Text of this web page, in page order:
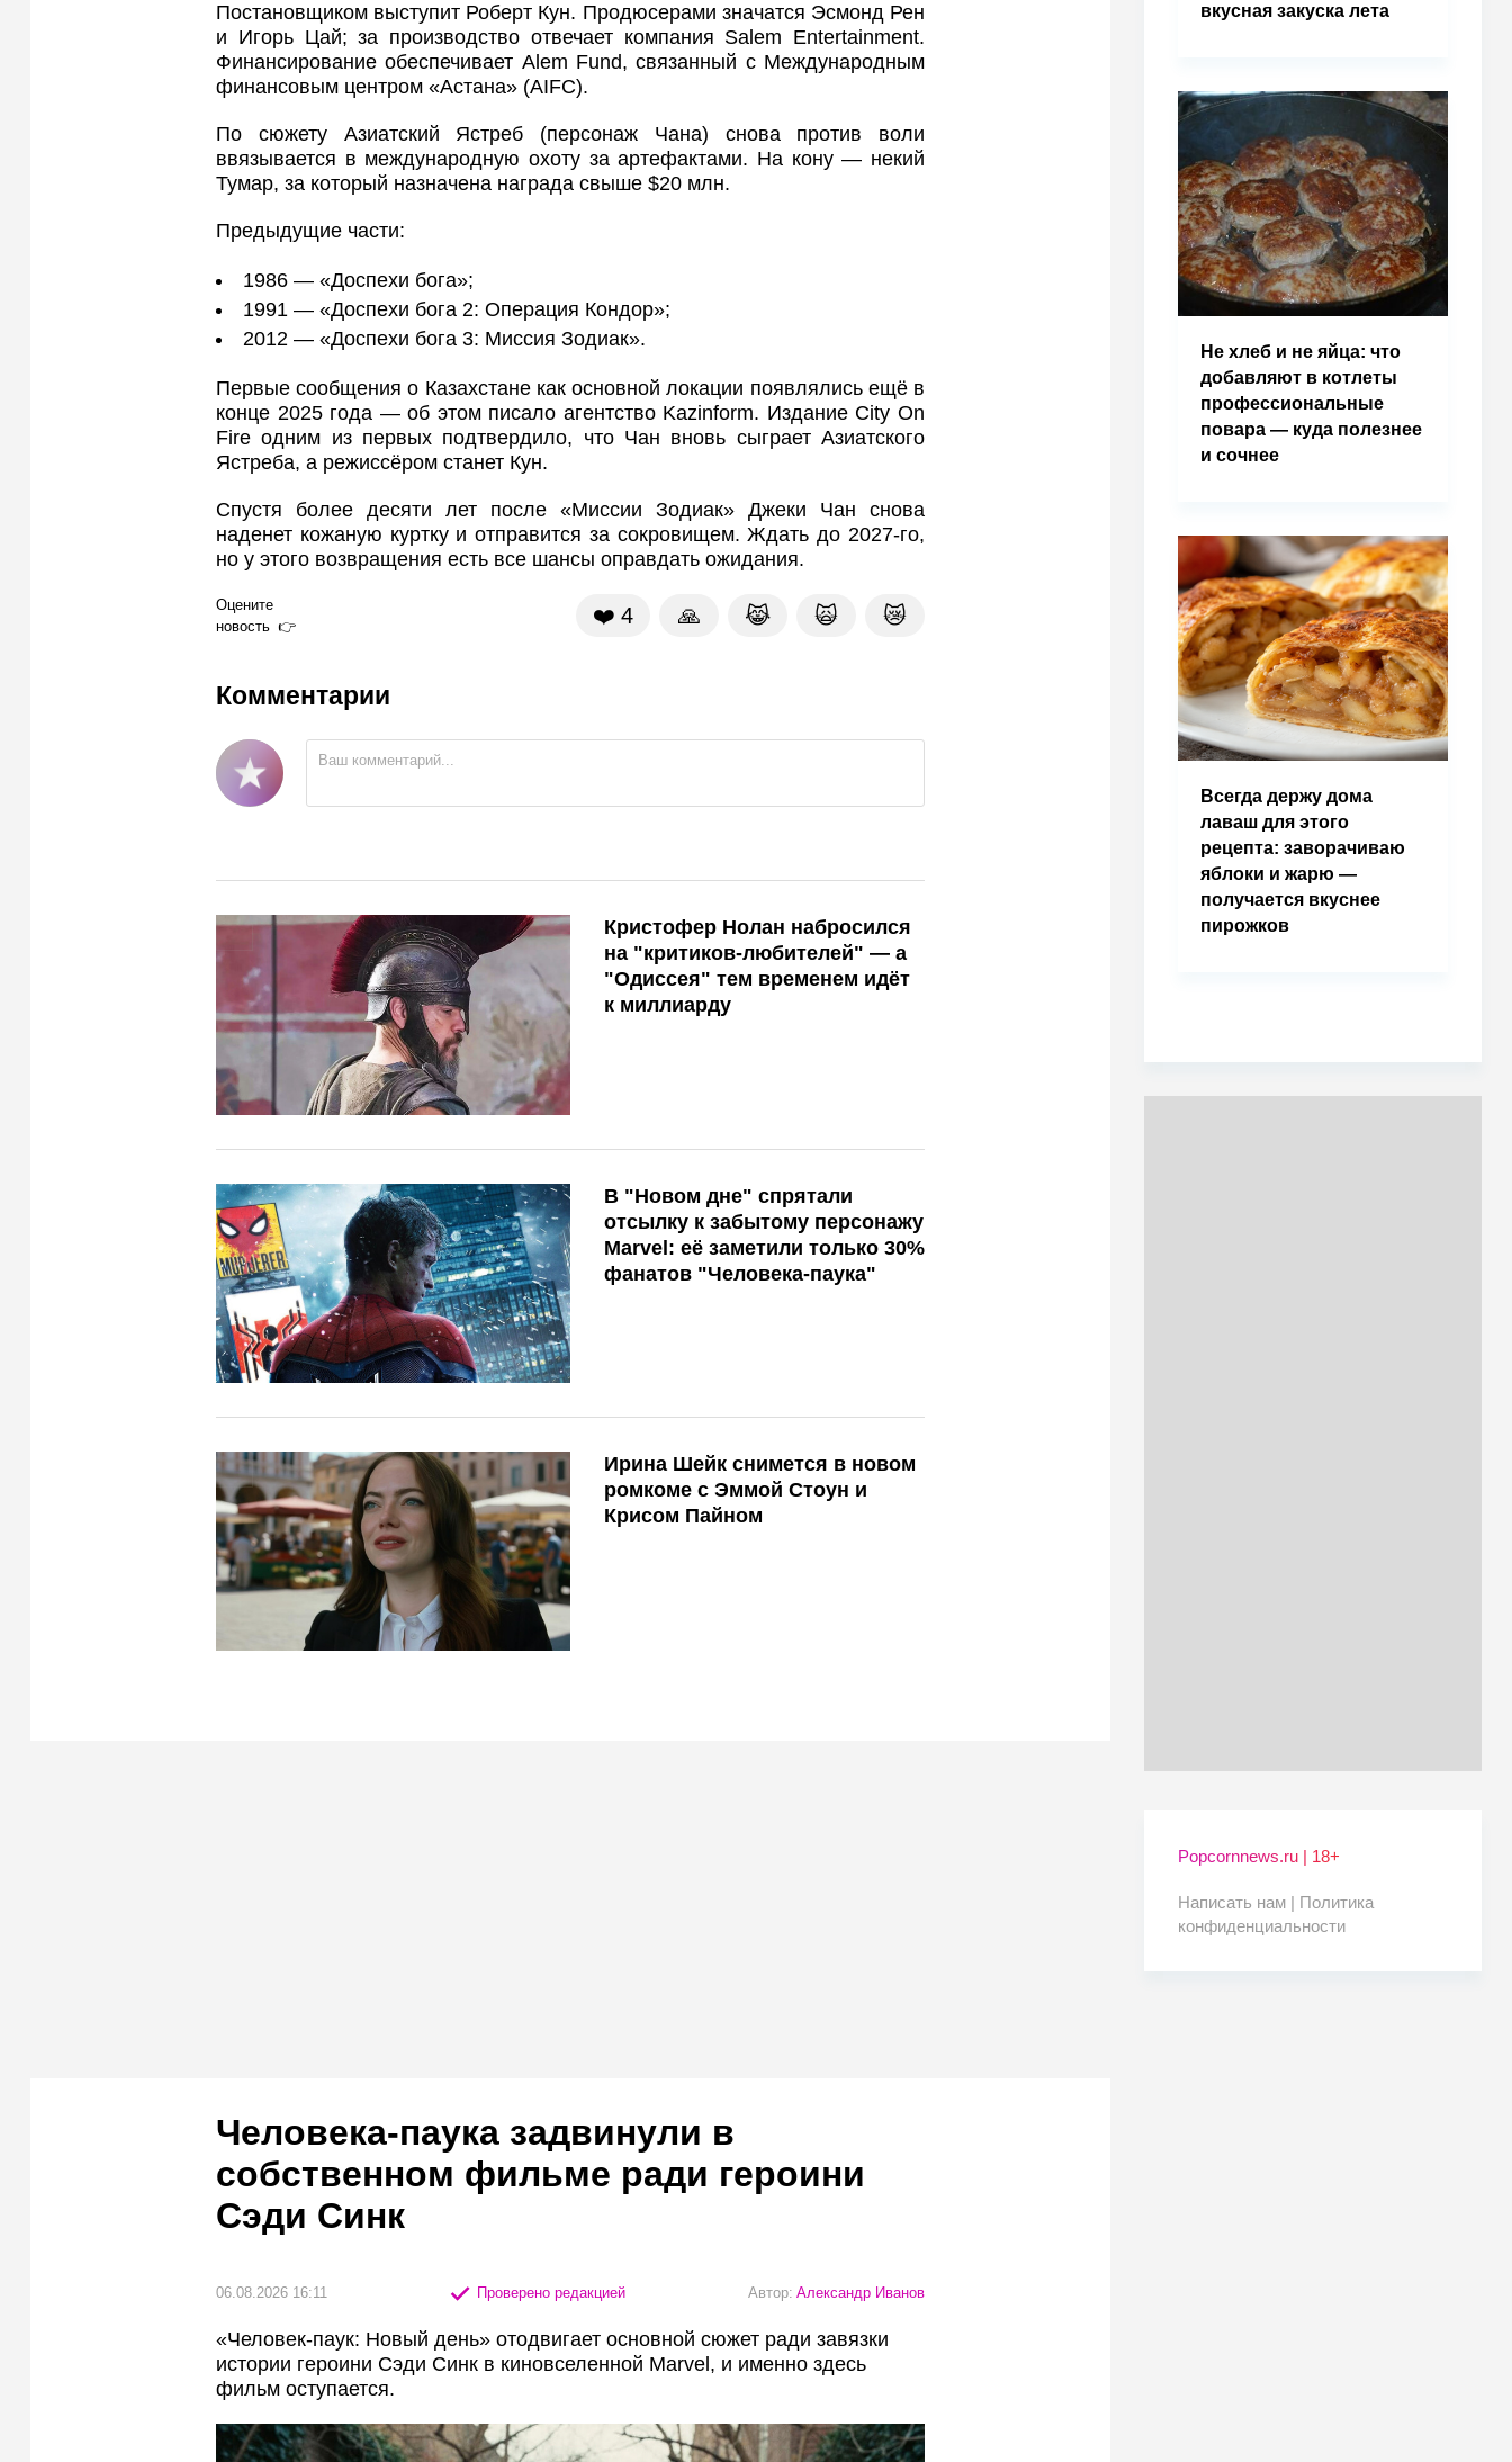
Постановщиком выступит Роберт Кун. Продюсерами значатся Эсмонд Рен
и Игорь Цай; за производство отвечает компания Salem Entertainment.
Финансирование обеспечивает Alem Fund, связанный с Международным
финансовым центром «Астана» (AIFC).
По сюжету Азиатский Ястреб (персонаж Чана) снова против воли
ввязывается в международную охоту за артефактами. На кону — некий
Тумар, за который назначена награда свыше $20 млн.
Предыдущие части:
1986 — «Доспехи бога»;
1991 — «Доспехи бога 2: Операция Кондор»;
2012 — «Доспехи бога 3: Миссия Зодиак».
Первые сообщения о Казахстане как основной локации появлялись ещё в
конце 2025 года — об этом писало агентство Kazinform. Издание City On
Fire одним из первых подтвердило, что Чан вновь сыграет Азиатского
Ястреба, а режиссёром станет Кун.
Спустя более десяти лет после «Миссии Зодиак» Джеки Чан снова
наденет кожаную куртку и отправится за сокровищем. Ждать до 2027-го,
но у этого возвращения есть все шансы оправдать ожидания.
Оцените
новость
❤️ 4 🙏 😹 🙀 😿
Комментарии
Кристофер Нолан набросился
на "критиков-любителей" — а
"Одиссея" тем временем идёт
к миллиарду
В "Новом дне" спрятали
отсылку к забытому персонажу
Marvel: её заметили только 30%
фанатов "Человека-паука"
Ирина Шейк снимется в новом
ромкоме с Эммой Стоун и
Крисом Пайном
Человека-паука задвинули в
собственном фильме ради героини
Сэди Синк
06.08.2026 16:11 Проверено редакцией Автор: Александр Иванов
«Человек-паук: Новый день» отодвигает основной сюжет ради завязки
истории героини Сэди Синк в киновселенной Marvel, и именно здесь
фильм оступается.
вкусная закуска лета
Не хлеб и не яйца: что
добавляют в котлеты
профессиональные
повара — куда полезнее
и сочнее
Всегда держу дома
лаваш для этого
рецепта: заворачиваю
яблоки и жарю —
получается вкуснее
пирожков
Popcornnews.ru | 18+
Написать нам | Политика
конфиденциальности